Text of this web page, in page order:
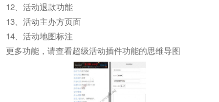
12、活动退款功能
13、活动主办方页面
14、活动地图标注
更多功能，请查看超级活动插件功能的思维导图